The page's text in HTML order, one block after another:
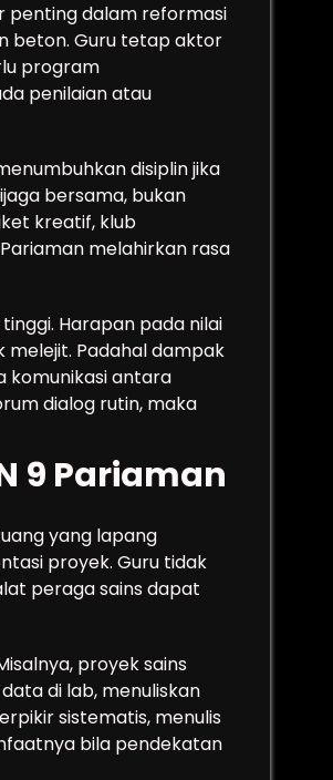
penting dalam reformasi
beton. Guru tetap aktor
program
penilaian atau
disiplin jika
bersama, bukan
kreatif, klub
melahirkan rasa
Harapan pada nilai
melejit. Padahal dampak
komunikasi antara
dialog rutin, maka
9 Pariaman
yang lapang
proyek. Guru tidak
peraga sains dapat
proyek sains
di lab, menuliskan
sistematis, menulis
bila pendekatan